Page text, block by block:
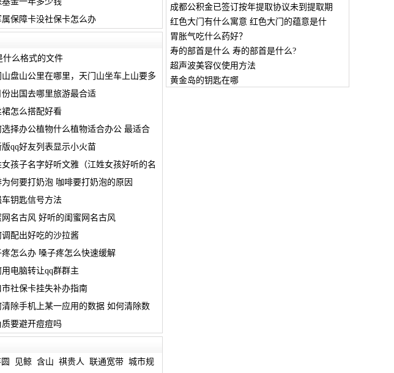
属保障卡没社保卡怎么办
什么格式的文件
山盘山公里在哪里，天门山坐车上山要多
份出国去哪里旅游最合适
裙怎么搭配好看
选择办公植物什么植物适合办公 最适合
qq好友列表显示小火苗
女孩子名字好听文雅（江姓女孩好听的名
为何要打奶泡 咖啡要打奶泡的原因
车钥匙信号方法
网名古风 好听的闺蜜网名古风
调配出好吃的沙拉酱
疼怎么办 嗓子疼怎么快速缓解
电脑转让qq群群主
市社保卡挂失补办指南
清除手机上某一应用的数据 如何清除数
质要避开痘痘吗
见鲸 含山 祺贵人 联通宽带 城市规
成都公积金已签订按年提取协议未到提取期
红色大门有什么寓意 红色大门的蕴意是什
胃胀气吃什么药好？
寿的部首是什么 寿的部首是什么?
超声波美容仪使用方法
黄金岛的钥匙在哪